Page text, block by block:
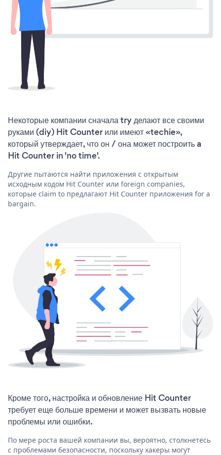
Некоторые компании сначала try делают все своими
руками (diy) Hit Counter или имеют «techie»,
который утверждает, что он / она может построить a
Hit Counter in 'no time'.
Другие пытаются найти приложения с открытым
исходным кодом Hit Counter или foreign companies,
которые claim to предлагают Hit Counter приложения for a
bargain.
Кроме того, настройка и обновление Hit Counter
требует еще больше времени и может вызвать новые
проблемы или ошибки.
По мере роста вашей компании вы, вероятно, столкнетесь
с проблемами безопасности, поскольку хакеры могут